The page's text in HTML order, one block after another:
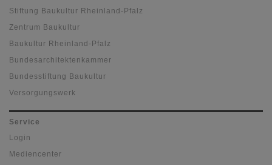
Stiftung Baukultur Rheinland-Pfalz
Zentrum Baukultur
Baukultur Rheinland-Pfalz
Bundesarchitektenkammer
Bundesstiftung Baukultur
Versorgungswerk
Service
Login
Mediencenter